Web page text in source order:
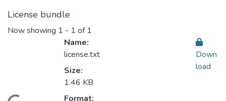
License bundle
Now showing 1 - 1 of 1
Name:
license.txt
Size:
1.46 KB
Format:
Down
load